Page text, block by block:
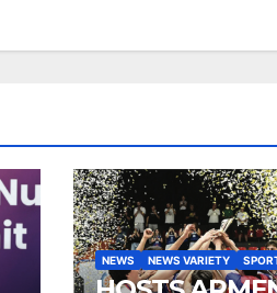
NEWS NEWS VARIETY